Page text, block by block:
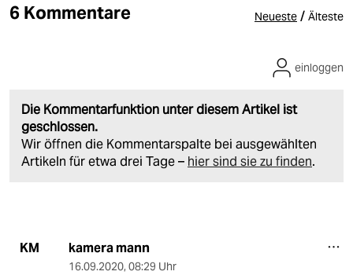
6 Kommentare Neueste / Älteste
Die Kommentarfunktion unter diesem Artikel ist
geschlossen.
Wir öffnen die Kommentarspalte bei ausgewählten
Artikeln für etwa drei Tage – hier sind sie zu finden.
einloggen
KM kamera mann
16.09.2020, 08:29 Uhr